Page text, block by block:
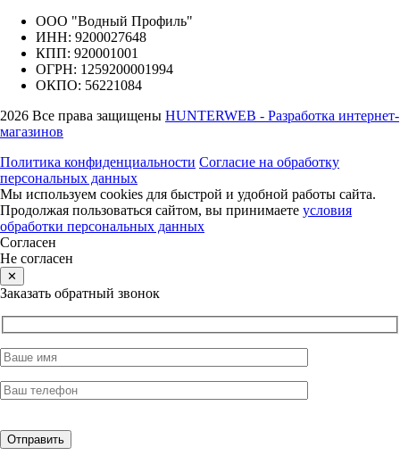
ООО "Водный Профиль"
ИНН: 9200027648
КПП: 920001001
ОГРН: 1259200001994
ОКПО: 56221084
2026 Все права защищены HUNTERWEB - Разработка интернет-
магазинов
Политика конфиденциальности Согласие на обработку
персональных данных
Мы используем cookies для быстрой и удобной работы сайта.
Продолжая пользоваться сайтом, вы принимаете условия
обработки персональных данных
Согласен
Не согласен
✕
Заказать обратный звонок